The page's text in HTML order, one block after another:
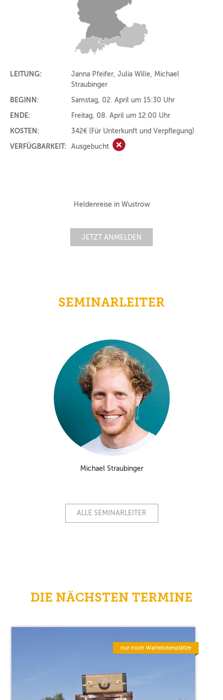
LEITUNG:
Janna Pfeifer, Julia Wille, Michael
Straubinger
BEGINN:
Samstag, 02. April um 15:30 Uhr
ENDE:
Freitag, 08. April um 12:00 Uhr
KOSTEN:
342€ (Für Unterkunft und Verpflegung)
VERFÜGBARKEIT:
Ausgebucht Ausgebucht
Heldenreise in Wustrow
JETZT ANMELDEN
SEMINARLEITER
Michael Straubinger
ALLE SEMINARLEITER
DIE NÄCHSTEN TERMINE
nur noch Wartelistenplätze